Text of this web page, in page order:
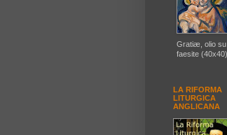
Gratiæ, olio su
faesite
LA RIFORMA
LITURGICA
ANGLICANA